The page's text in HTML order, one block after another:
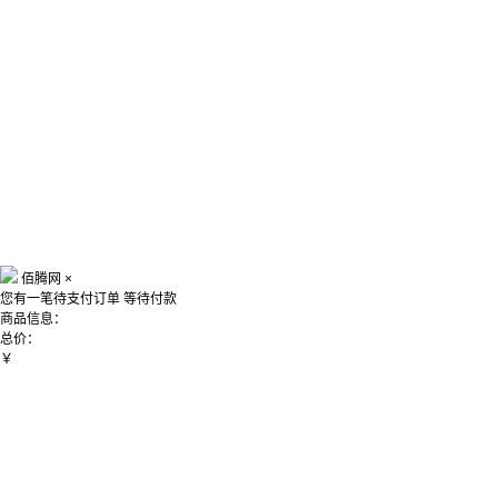
佰腾网 ×
您有一笔待支付订单 等待付款
商品信息：
总价：
￥